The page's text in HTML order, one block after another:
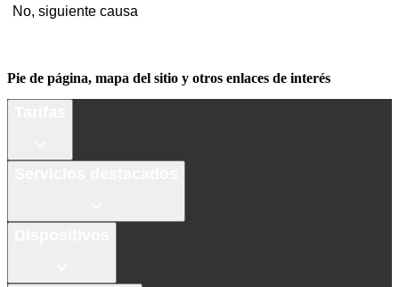
No, siguiente causa
Pie de página, mapa del sitio y otros enlaces de interés